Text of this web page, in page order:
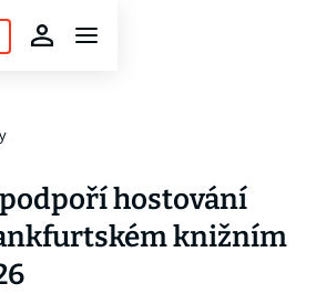
podpoří hostování
knižním